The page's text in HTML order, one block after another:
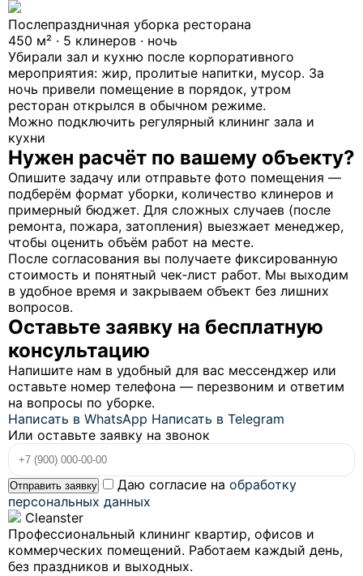
Послепраздничная уборка ресторана
450 м² · 5 клинеров · ночь
Убирали зал и кухню после корпоративного
мероприятия: жир, пролитые напитки, мусор. За
ночь привели помещение в порядок, утром
ресторан открылся в обычном режиме.
Можно подключить регулярный клининг зала и
кухни
Нужен расчёт по вашему объекту?
Опишите задачу или отправьте фото помещения —
подберём формат уборки, количество клинеров и
примерный бюджет. Для сложных случаев (после
ремонта, пожара, затопления) выезжает менеджер,
чтобы оценить объём работ на месте.
После согласования вы получаете фиксированную
стоимость и понятный чек‑лист работ. Мы выходим
в удобное время и закрываем объект без лишних
вопросов.
Оставьте заявку на бесплатную
консультацию
Напишите нам в удобный для вас мессенджер или
оставьте номер телефона — перезвоним и ответим
на вопросы по уборке.
Написать в WhatsApp Написать в Telegram
Или оставьте заявку на звонок
Отправить заявку Даю согласие на обработку
персональных данных
Cleanster
Профессиональный клининг квартир, офисов и
коммерческих помещений. Работаем каждый день,
без праздников и выходных.